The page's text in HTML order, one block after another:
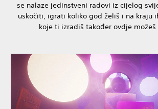
se nalaze jedinstveni radovi iz cijelog
uskočiti, igrati koliko god želiš i na kraju
koje ti izradiš također ovdje